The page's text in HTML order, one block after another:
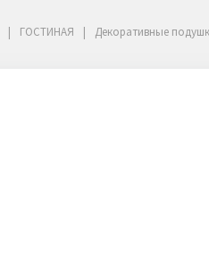
ГОСТИНАЯ Декоративные